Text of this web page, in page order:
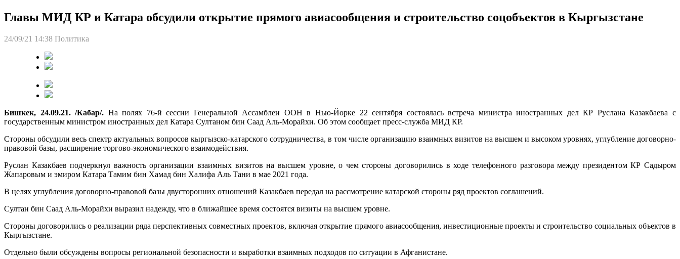
Главы МИД КР и Катара обсудили открытие прямого авиасообщения и строительство соцобъектов в Кыргызстане
24/09/21 14:38 Политика
Бишкек, 24.09.21. /Кабар/. На полях 76-й сессии Генеральной Ассамблеи ООН в Нью-Йорке 22 сентября состоялась встреча министра иностранных дел КР Руслана Казакбаева с
государственным министром иностранных дел Катара Султаном бин Саад Аль-Морайхи. Об этом сообщает пресс-служба МИД КР.
Стороны обсудили весь спектр актуальных вопросов кыргызско-катарского сотрудничества, в том числе организацию взаимных визитов на высшем и высоком уровнях, углубление договорно-
правовой базы, расширение торгово-экономического взаимодействия.
Руслан Казакбаев подчеркнул важность организации взаимных визитов на высшем уровне, о чем стороны договорились в ходе телефонного разговора между президентом КР Садыром
Жапаровым и эмиром Катара Тамим бин Хамад бин Халифа Аль Тани в мае 2021 года.
В целях углубления договорно-правовой базы двусторонних отношений Казакбаев передал на рассмотрение катарской стороны ряд проектов соглашений.
Султан бин Саад Аль-Морайхи выразил надежду, что в ближайшее время состоятся визиты на высшем уровне.
Стороны договорились о реализации ряда перспективных совместных проектов, включая открытие прямого авиасообщения, инвестиционные проекты и строительство социальных объектов в
Кыргызстане.
Отдельно были обсуждены вопросы региональной безопасности и выработки взаимных подходов по ситуации в Афганистане.